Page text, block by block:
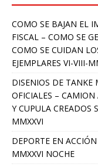
COMO SE BAJAN EL
FISCAL – COMO SE
COMO SE CUIDAN
EJEMPLARES VI-VIII-
DISENIOS DE TANKE
OFICIALES –
Y CUPULA CREADOS
MMXXVI
DEPORTE EN
MMXXVI NOCHE